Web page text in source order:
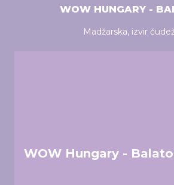
WOW HUNGARY -
Madžarska, izvir
WOW Hungary -